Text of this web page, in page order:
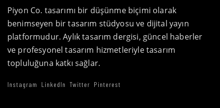
Piyon Co. tasarımı bir düşünme biçimi olarak
benimseyen bir tasarım stüdyosu ve dijital yayın
platformudur. Aylık tasarım dergisi, güncel haberler
ve profesyonel tasarım hizmetleriyle tasarım
topluluğuna katkı sağlar.
Instagram LinkedIn Twitter Pinterest